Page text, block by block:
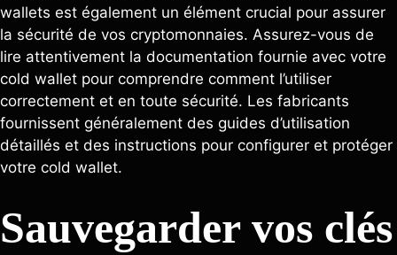
wallets est également un élément crucial pour assurer
la sécurité de vos cryptomonnaies. Assurez-vous de
lire attentivement la documentation fournie avec votre
cold wallet pour comprendre comment l’utiliser
correctement et en toute sécurité. Les fabricants
fournissent généralement des guides d’utilisation
détaillés et des instructions pour configurer et protéger
votre cold wallet.
Sauvegarder vos clés